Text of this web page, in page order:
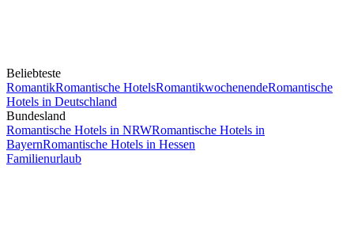
Beliebteste
RomantikRomantische HotelsRomantikwochenendeRomantische
Hotels in Deutschland
Bundesland
Romantische Hotels in NRWRomantische Hotels in
BayernRomantische Hotels in Hessen
Familienurlaub